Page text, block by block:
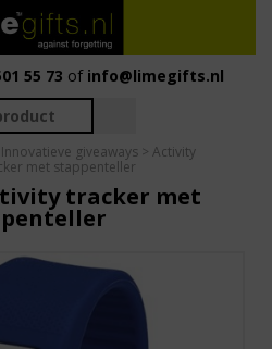
55 73 of info@limegifts.nl
Innovatieve giveaways > Activity
met stappenteller
tracker met